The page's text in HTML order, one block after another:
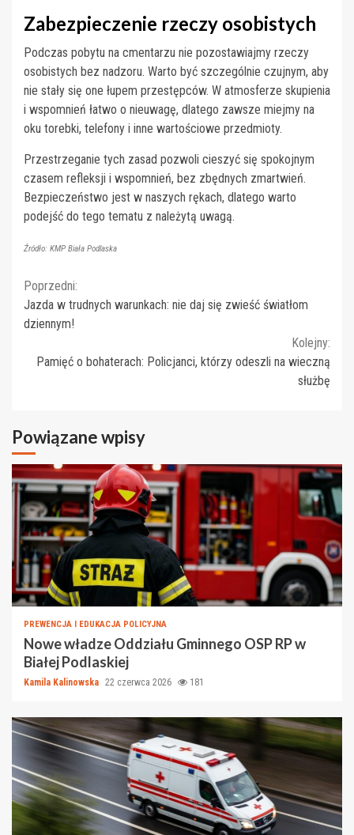
Zabezpieczenie rzeczy osobistych
Podczas pobytu na cmentarzu nie pozostawiajmy rzeczy
osobistych bez nadzoru. Warto być szczególnie czujnym, aby
nie stały się one łupem przestępców. W atmosferze skupienia
i wspomnień łatwo o nieuwagę, dlatego zawsze miejmy na
oku torebki, telefony i inne wartościowe przedmioty.
Przestrzeganie tych zasad pozwoli cieszyć się spokojnym
czasem refleksji i wspomnień, bez zbędnych zmartwień.
Bezpieczeństwo jest w naszych rękach, dlatego warto
podejść do tego tematu z należytą uwagą.
Źródło: KMP Biała Podlaska
Continue
Reading
Poprzedni:
Jazda w trudnych warunkach: nie daj się zwieść światłom
dziennym!
Kolejny:
Pamięć o bohaterach: Policjanci, którzy odeszli na wieczną
służbę
Powiązane wpisy
PREWENCJA I EDUKACJA POLICYJNA
Nowe władze Oddziału Gminnego OSP RP w
Białej Podlaskiej
Kamila Kalinowska 22 czerwca 2026 181